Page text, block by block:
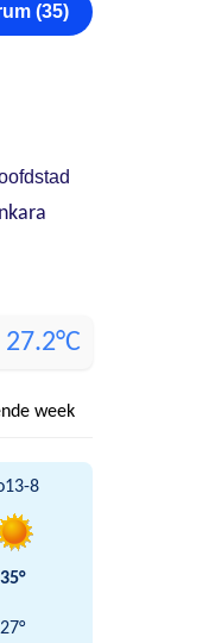
(35)
27.2°C
week
13-8
35°
27°